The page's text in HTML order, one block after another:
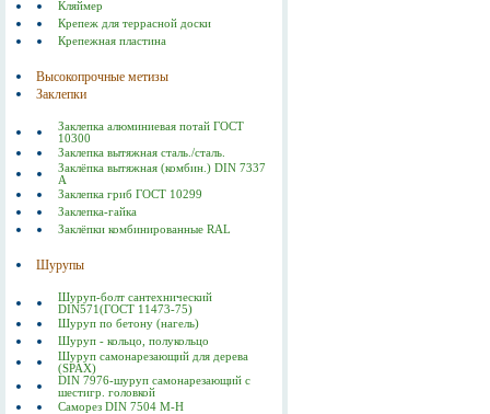
Кляймер
Крепеж для террасной доски
Крепежная пластина
Высокопрочные метизы
Заклепки
Заклепка алюминиевая потай ГОСТ
10300
Заклепка вытяжная сталь./сталь.
Заклёпка вытяжная (комбин.) DIN 7337
А
Заклепка гриб ГОСТ 10299
Заклепка-гайка
Заклёпки комбинированные RAL
Шурупы
Шуруп-болт сантехнический
DIN571(ГОСТ 11473-75)
Шуруп по бетону (нагель)
Шуруп - кольцо, полукольцо
Шуруп самонарезающий для дерева
(SPAX)
DIN 7976-шуруп самонарезающий с
шестигр. головкой
Саморез DIN 7504 M-H